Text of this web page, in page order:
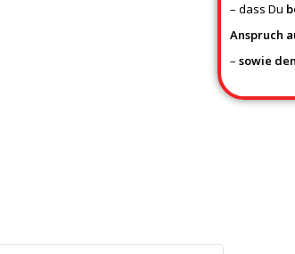
– dass Du
Anspruch
– sowie